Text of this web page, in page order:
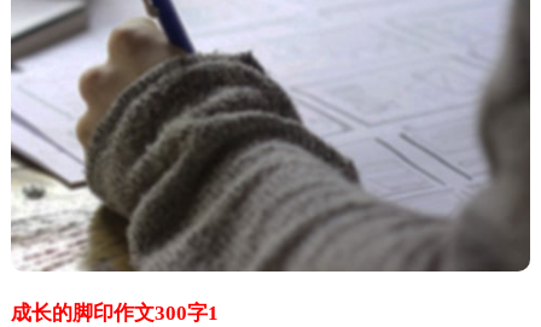
成长的脚印作文300字1